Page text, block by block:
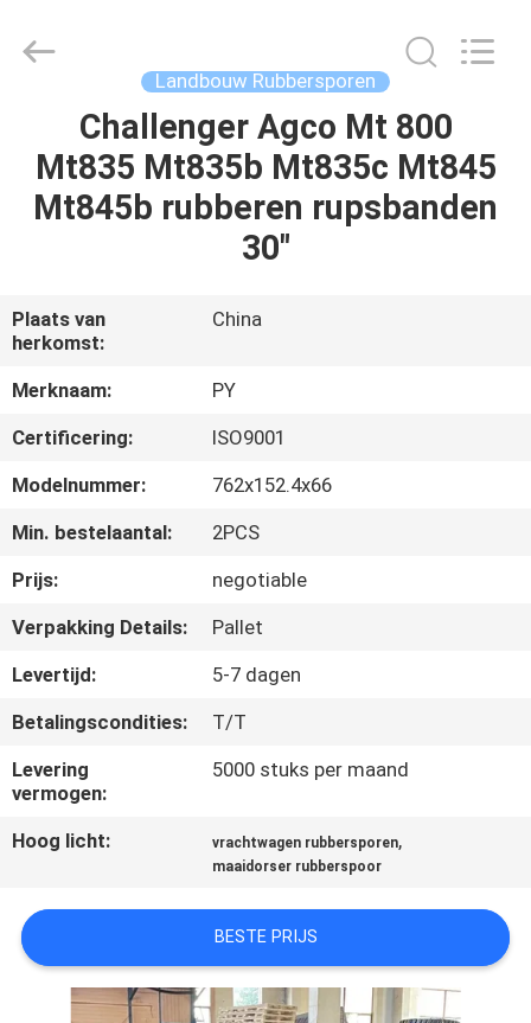
PRODUCTEN
ONS
FABRIEKSREIS
KWALITEITSCONTROLE
CONTACTEER
ONS
VERZOEK
CITAAT
NEWS
PRIVACY
POLICY
Ltd..
Landbouw Rubbersporen
Challenger Agco Mt 800
Mt835 Mt835b Mt835c Mt845
Mt845b rubberen rupsbanden
30"
Plaats van
herkomst:
China
Merknaam:
PY
Certificering:
ISO9001
Modelnummer:
762x152.4x66
Min. bestelaantal:
2PCS
Prijs:
negotiable
Verpakking Details:
Pallet
Levertijd:
5-7 dagen
Betalingscondities:
T/T
Levering
vermogen:
5000 stuks per maand
Hoog licht: vrachtwagen rubbersporen,
maaidorser rubberspoor
BESTE PRIJS